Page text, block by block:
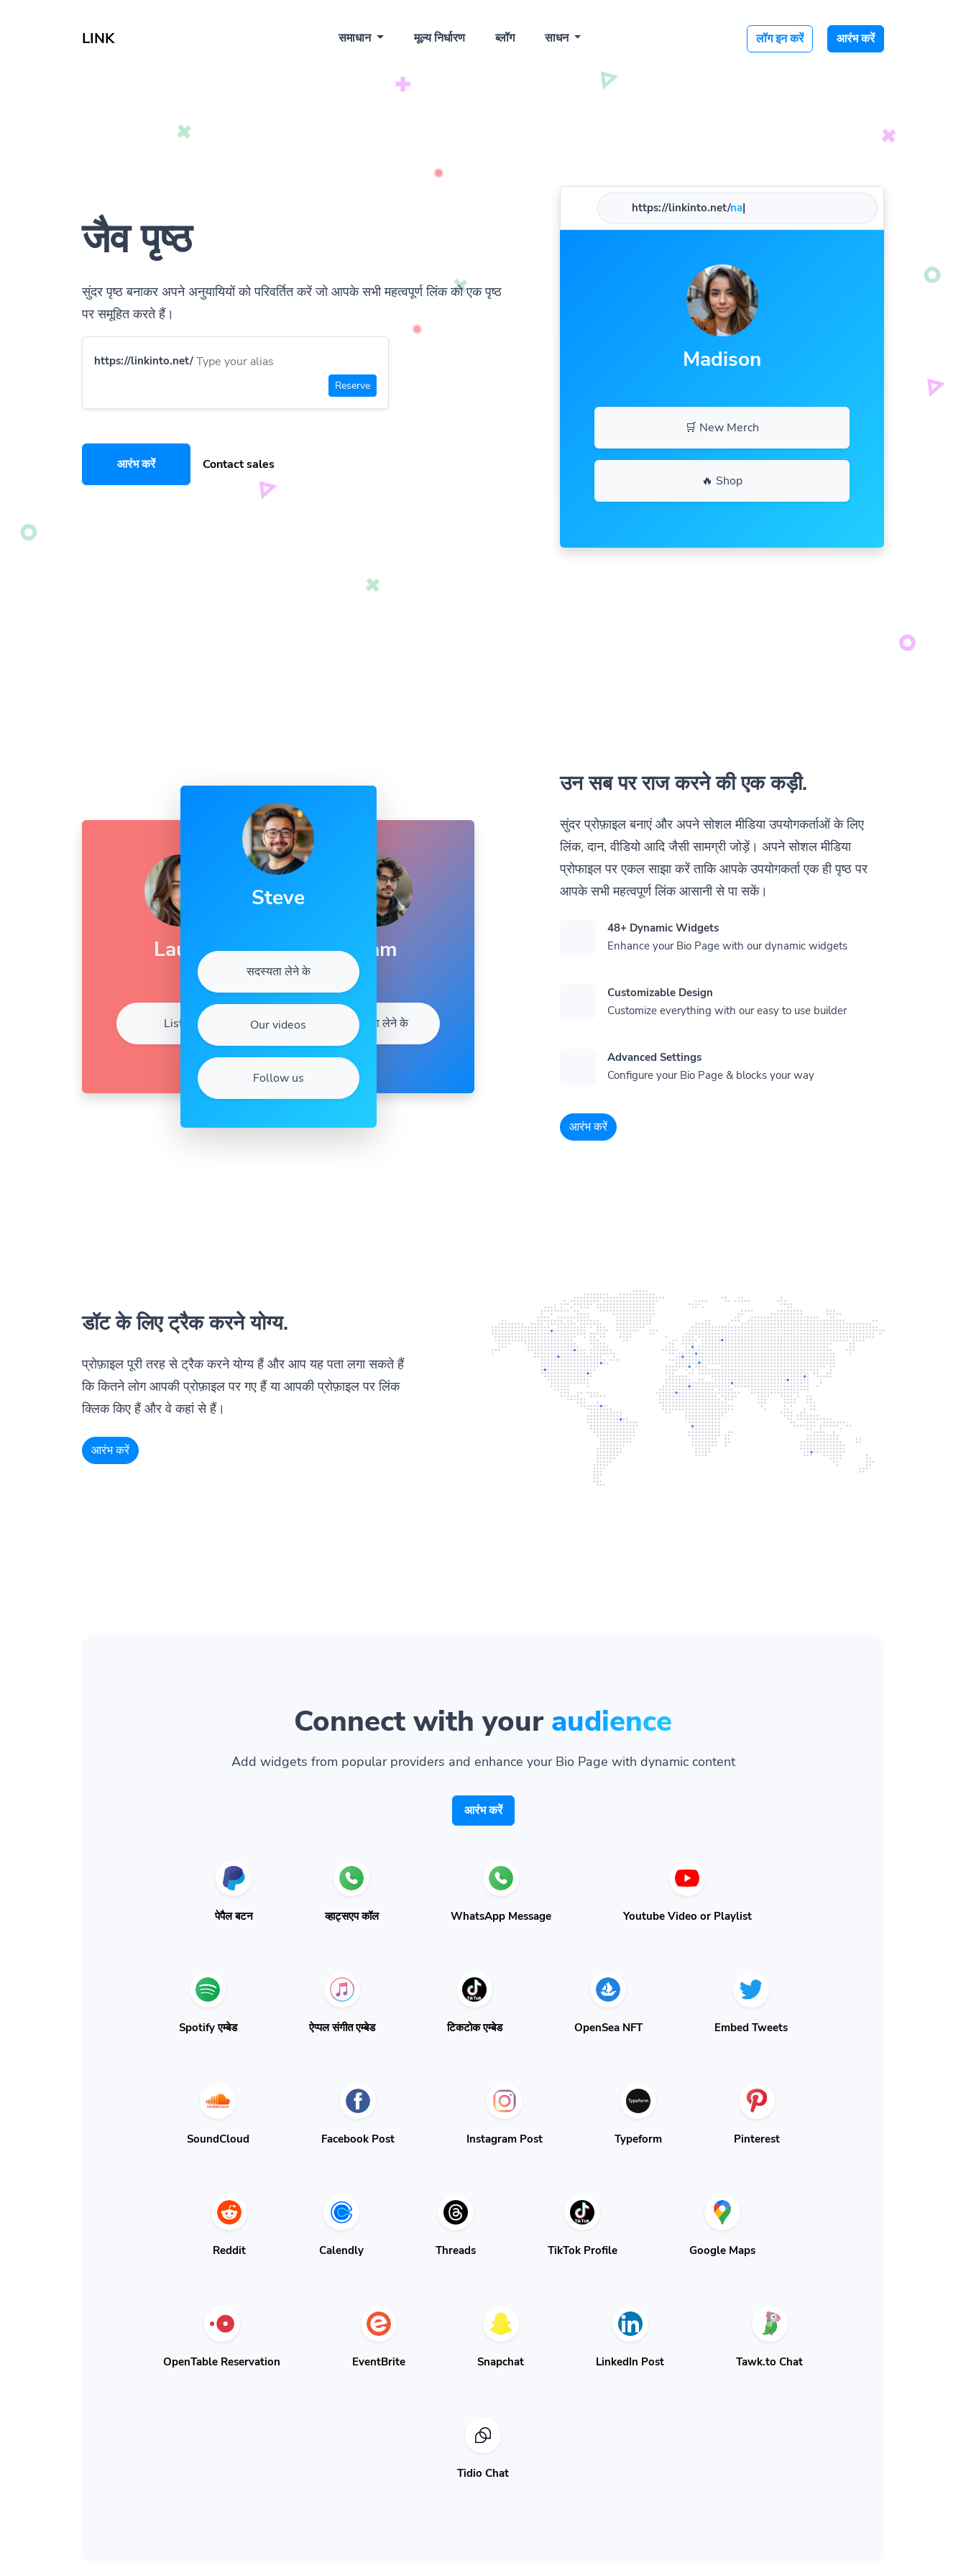
LINK समाधान मूल्य निर्धारण ब्लॉग साधन लॉग इन करें आरंभ करें
जैव पृष्ठ
सुंदर पृष्ठ बनाकर अपने अनुयायियों को परिवर्तित करें जो आपके सभी महत्वपूर्ण लिंक को एक पृष्ठ
पर समूहित करते हैं।
https://linkinto.net/
Reserve
आरंभ करें Contact sales
https://linkinto.net/name
Madison
🛒 New Merch
🔥 Shop
उन सब पर राज करने की एक कड़ी.
सुंदर प्रोफ़ाइल बनाएं और अपने सोशल मीडिया उपयोगकर्ताओं के लिए
लिंक, दान, वीडियो आदि जैसी सामग्री जोड़ें। अपने सोशल मीडिया
प्रोफाइल पर एकल साझा करें ताकि आपके उपयोगकर्ता एक ही पृष्ठ पर
आपके सभी महत्वपूर्ण लिंक आसानी से पा सकें।
48+ Dynamic Widgets
Enhance your Bio Page with our dynamic widgets
Customizable Design
Customize everything with our easy to use builder
Advanced Settings
Configure your Bio Page & blocks your way
आरंभ करें
Laura
Listen
Sam
सदस्यता लेने के
Steve
सदस्यता लेने के
Our videos
Follow us
डॉट के लिए ट्रैक करने योग्य.
प्रोफ़ाइल पूरी तरह से ट्रैक करने योग्य हैं और आप यह पता लगा सकते हैं
कि कितने लोग आपकी प्रोफ़ाइल पर गए हैं या आपकी प्रोफ़ाइल पर लिंक
क्लिक किए हैं और वे कहां से हैं।
आरंभ करें
Connect with your audience
Add widgets from popular providers and enhance your Bio Page with dynamic content
आरंभ करें
पेपैल बटन व्हाट्सएप कॉल WhatsApp Message Youtube Video or Playlist
Spotify एम्बेड ऐप्पल संगीत एम्बेड टिकटोक एम्बेड OpenSea NFT Embed Tweets
SoundCloud Facebook Post Instagram Post Typeform Pinterest
Reddit Calendly Threads TikTok Profile Google Maps
OpenTable Reservation EventBrite Snapchat LinkedIn Post Tawk.to Chat
Tidio Chat